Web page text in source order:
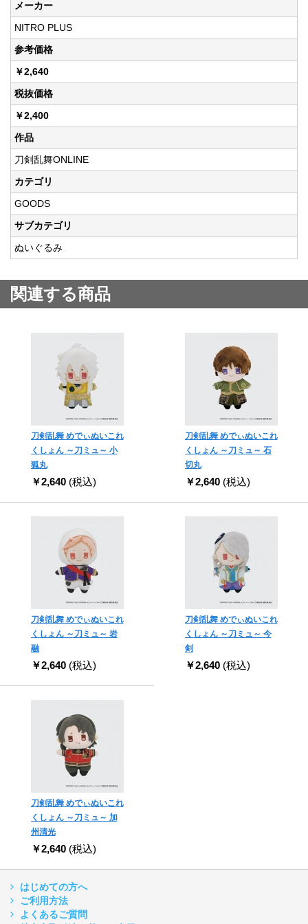
メーカー
NITRO PLUS
参考価格
￥2,640
税抜価格
￥2,400
作品
刀剣乱舞ONLINE
カテゴリ
GOODS
サブカテゴリ
ぬいぐるみ
関連する商品
刀剣乱舞 めでぃぬいこれ
くしょん ～刀ミュ～ 小
狐丸
￥2,640 (税込)
刀剣乱舞 めでぃぬいこれ
くしょん ～刀ミュ～ 石
切丸
￥2,640 (税込)
刀剣乱舞 めでぃぬいこれ
くしょん ～刀ミュ～ 岩
融
￥2,640 (税込)
刀剣乱舞 めでぃぬいこれ
くしょん ～刀ミュ～ 今
剣
￥2,640 (税込)
刀剣乱舞 めでぃぬいこれ
くしょん ～刀ミュ～ 加
州清光
￥2,640 (税込)
はじめての方へ
ご利用方法
よくあるご質問